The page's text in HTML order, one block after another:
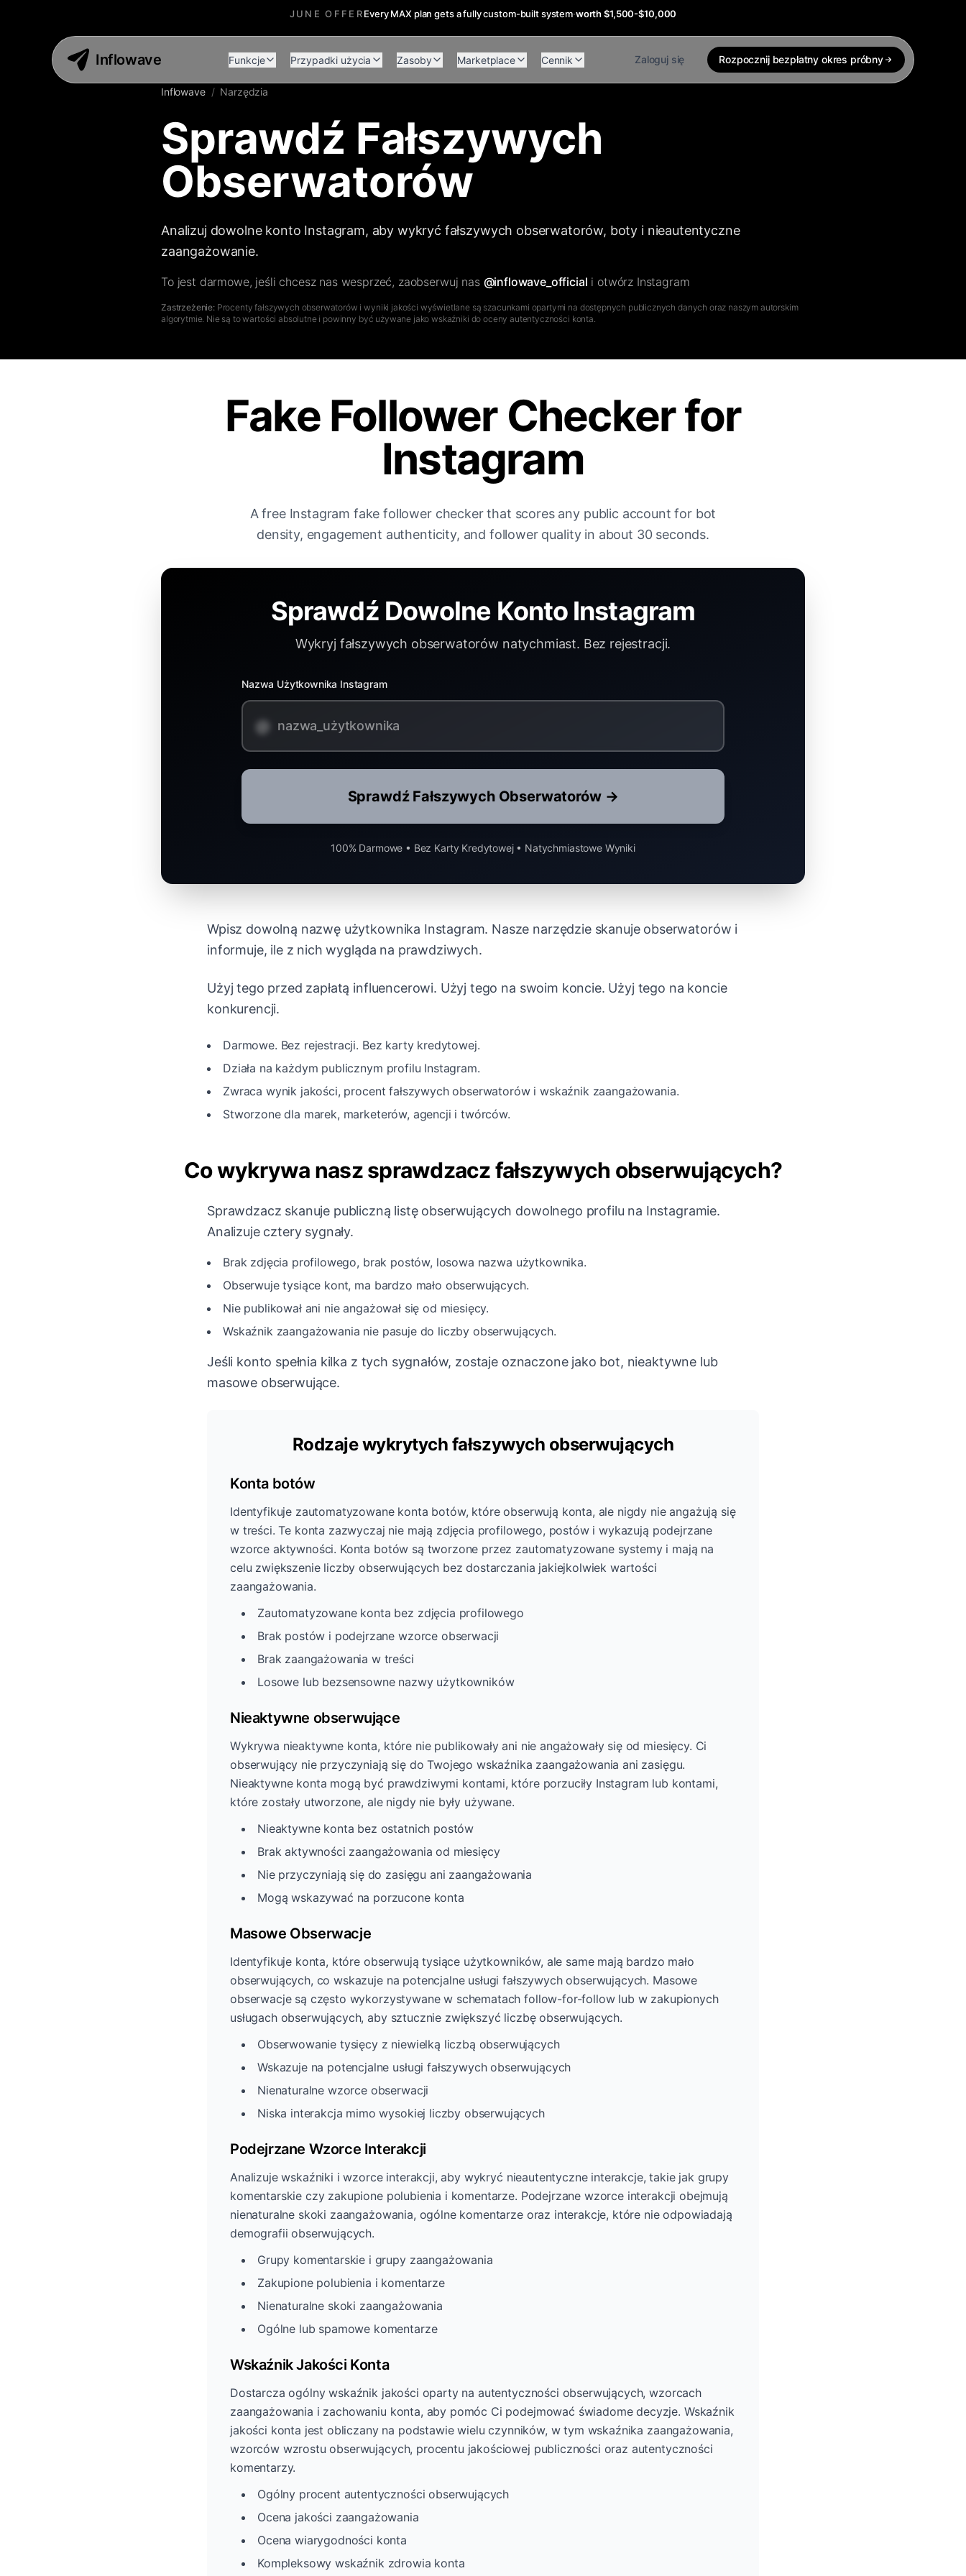
JUNE OFFEREvery MAX plan gets a fully custom-built system·worth $1,500-$10,000
Inflowave Funkcje Przypadki użycia Zasoby Marketplace Cennik Zaloguj się Rozpocznij bezpłatny okres próbny
Inflowave / Narzędzia
Sprawdź Fałszywych
Obserwatorów
Analizuj dowolne konto Instagram, aby wykryć fałszywych obserwatorów, boty i nieautentyczne
zaangażowanie.
To jest darmowe, jeśli chcesz nas wesprzeć, zaobserwuj nas @inflowave_official i otwórz Instagram
Zastrzeżenie: Procenty fałszywych obserwatorów i wyniki jakości wyświetlane są szacunkami opartymi na dostępnych publicznych danych oraz naszym autorskim
algorytmie. Nie są to wartości absolutne i powinny być używane jako wskaźniki do oceny autentyczności konta.
Fake Follower Checker for
Instagram
A free Instagram fake follower checker that scores any public account for bot
density, engagement authenticity, and follower quality in about 30 seconds.
Sprawdź Dowolne Konto Instagram
Wykryj fałszywych obserwatorów natychmiast. Bez rejestracji.
Nazwa Użytkownika Instagram
@
Sprawdź Fałszywych Obserwatorów →
100% Darmowe • Bez Karty Kredytowej • Natychmiastowe Wyniki
Wpisz dowolną nazwę użytkownika Instagram. Nasze narzędzie skanuje obserwatorów i
informuje, ile z nich wygląda na prawdziwych.
Użyj tego przed zapłatą influencerowi. Użyj tego na swoim koncie. Użyj tego na koncie
konkurencji.
Darmowe. Bez rejestracji. Bez karty kredytowej.
Działa na każdym publicznym profilu Instagram.
Zwraca wynik jakości, procent fałszywych obserwatorów i wskaźnik zaangażowania.
Stworzone dla marek, marketerów, agencji i twórców.
Co wykrywa nasz sprawdzacz fałszywych obserwujących?
Sprawdzacz skanuje publiczną listę obserwujących dowolnego profilu na Instagramie.
Analizuje cztery sygnały.
Brak zdjęcia profilowego, brak postów, losowa nazwa użytkownika.
Obserwuje tysiące kont, ma bardzo mało obserwujących.
Nie publikował ani nie angażował się od miesięcy.
Wskaźnik zaangażowania nie pasuje do liczby obserwujących.
Jeśli konto spełnia kilka z tych sygnałów, zostaje oznaczone jako bot, nieaktywne lub
masowe obserwujące.
Rodzaje wykrytych fałszywych obserwujących
Konta botów
Identyfikuje zautomatyzowane konta botów, które obserwują konta, ale nigdy nie angażują się
w treści. Te konta zazwyczaj nie mają zdjęcia profilowego, postów i wykazują podejrzane
wzorce aktywności. Konta botów są tworzone przez zautomatyzowane systemy i mają na
celu zwiększenie liczby obserwujących bez dostarczania jakiejkolwiek wartości
zaangażowania.
Zautomatyzowane konta bez zdjęcia profilowego
Brak postów i podejrzane wzorce obserwacji
Brak zaangażowania w treści
Losowe lub bezsensowne nazwy użytkowników
Nieaktywne obserwujące
Wykrywa nieaktywne konta, które nie publikowały ani nie angażowały się od miesięcy. Ci
obserwujący nie przyczyniają się do Twojego wskaźnika zaangażowania ani zasięgu.
Nieaktywne konta mogą być prawdziwymi kontami, które porzuciły Instagram lub kontami,
które zostały utworzone, ale nigdy nie były używane.
Nieaktywne konta bez ostatnich postów
Brak aktywności zaangażowania od miesięcy
Nie przyczyniają się do zasięgu ani zaangażowania
Mogą wskazywać na porzucone konta
Masowe Obserwacje
Identyfikuje konta, które obserwują tysiące użytkowników, ale same mają bardzo mało
obserwujących, co wskazuje na potencjalne usługi fałszywych obserwujących. Masowe
obserwacje są często wykorzystywane w schematach follow-for-follow lub w zakupionych
usługach obserwujących, aby sztucznie zwiększyć liczbę obserwujących.
Obserwowanie tysięcy z niewielką liczbą obserwujących
Wskazuje na potencjalne usługi fałszywych obserwujących
Nienaturalne wzorce obserwacji
Niska interakcja mimo wysokiej liczby obserwujących
Podejrzane Wzorce Interakcji
Analizuje wskaźniki i wzorce interakcji, aby wykryć nieautentyczne interakcje, takie jak grupy
komentarskie czy zakupione polubienia i komentarze. Podejrzane wzorce interakcji obejmują
nienaturalne skoki zaangażowania, ogólne komentarze oraz interakcje, które nie odpowiadają
demografii obserwujących.
Grupy komentarskie i grupy zaangażowania
Zakupione polubienia i komentarze
Nienaturalne skoki zaangażowania
Ogólne lub spamowe komentarze
Wskaźnik Jakości Konta
Dostarcza ogólny wskaźnik jakości oparty na autentyczności obserwujących, wzorcach
zaangażowania i zachowaniu konta, aby pomóc Ci podejmować świadome decyzje. Wskaźnik
jakości konta jest obliczany na podstawie wielu czynników, w tym wskaźnika zaangażowania,
wzorców wzrostu obserwujących, procentu jakościowej publiczności oraz autentyczności
komentarzy.
Ogólny procent autentyczności obserwujących
Ocena jakości zaangażowania
Ocena wiarygodności konta
Kompleksowy wskaźnik zdrowia konta